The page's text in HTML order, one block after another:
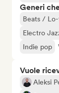
Generi
Beats /
Electro
Indie pop
Vuole
Aleksi